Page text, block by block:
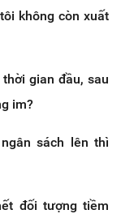
không còn xuất
gian đầu, sau
im?
sách lên thì
đối tượng tiềm